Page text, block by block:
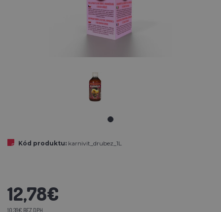
Kód produktu: karnivit_drubez_1L
12,78€
10,39€ BEZ DPH